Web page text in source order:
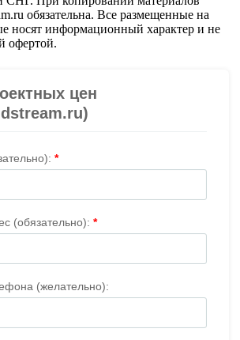
обязательна. Все размещенные на
носят информационный характер и не
офертой.